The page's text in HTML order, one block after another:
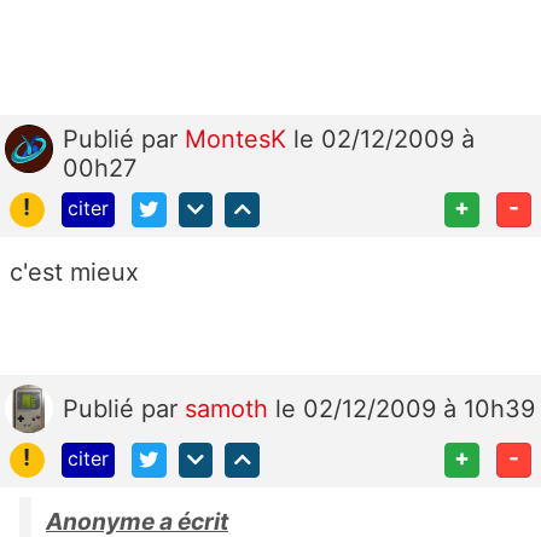
Publié par MontesK le 02/12/2009 à
00h27
!
citer + -
c'est mieux
Publié par samoth le 02/12/2009 à 10h39
!
citer + -
Anonyme a écrit